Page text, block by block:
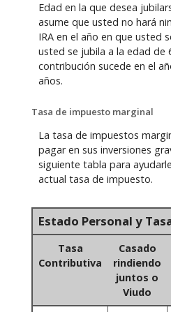
Edad en la que desea
asume que usted no hará
IRA en el año en que usted
usted se jubila a la edad de
contribución sucede en el
años.
Tasa de impuesto marginal
La tasa de impuestos
pagar en sus inversiones
siguiente tabla para
actual tasa de impuesto.
Estado Personal y
Tasa
Contributiva
Casado
rindiendo
juntos o
Viudo